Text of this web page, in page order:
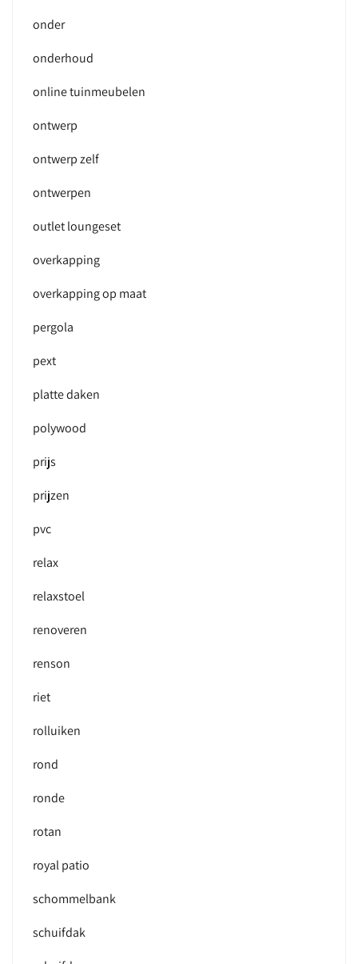
onder
onderhoud
online tuinmeubelen
ontwerp
ontwerp zelf
ontwerpen
outlet loungeset
overkapping
overkapping op maat
pergola
pext
platte daken
polywood
prijs
prijzen
pvc
relax
relaxstoel
renoveren
renson
riet
rolluiken
rond
ronde
rotan
royal patio
schommelbank
schuifdak